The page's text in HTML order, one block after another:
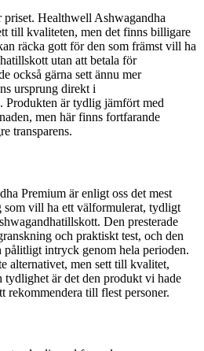
priset. Healthwell Ashwagandha
till kvaliteten, men det finns billigare
räcka gott för den som främst vill ha
utan att betala för
också gärna sett ännu mer
ursprung direkt i
Produkten är tydlig jämfört med
men här finns fortfarande
transparens.
Premium är enligt oss det mest
som vill ha ett välformulerat, tydligt
Den presterade
och praktiskt test, och den
pålitligt intryck genom hela perioden.
alternativet, men sett till kvalitet,
tydlighet är det den produkt vi hade
rekommendera till flest personer.